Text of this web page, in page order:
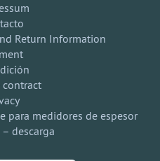
Return Information
contract
para medidores de espesor
descarga